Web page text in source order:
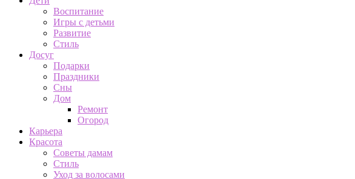
Воспитание
Игры с детьми
Развитие
Стиль
Досуг
Подарки
Праздники
Сны
Дом
Ремонт
Огород
Карьера
Красота
Советы дамам
Стиль
Уход за волосами